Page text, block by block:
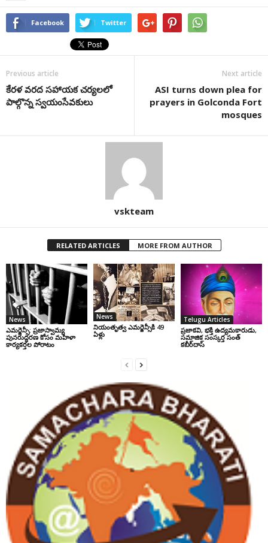
Facebook Twitter
Previous article
కేరళ వరద సహాయక చర్యలలో
పాల్గొన్న స్వయంసేవకులు
Next article
ASI turns down plea for
prayers in Golconda Fort
mosques
vskteam
RELATED ARTICLES MORE FROM AUTHOR
News
ఎమర్జెన్సీ: ప్రజాస్వామ్య
పునరుద్ధరణ కోసం మహిళా
కార్యకర్తల పోరాటం
News
నియంతృత్వ ఎమర్జెన్సీకి 49
ఏళ్లు
Telugu Articles
ప్రజాకవి, భక్తి ఉద్యమకారుడు,
సమాజిక సంస్కర్త సంత్‌
కబీర్‌దాస్‌